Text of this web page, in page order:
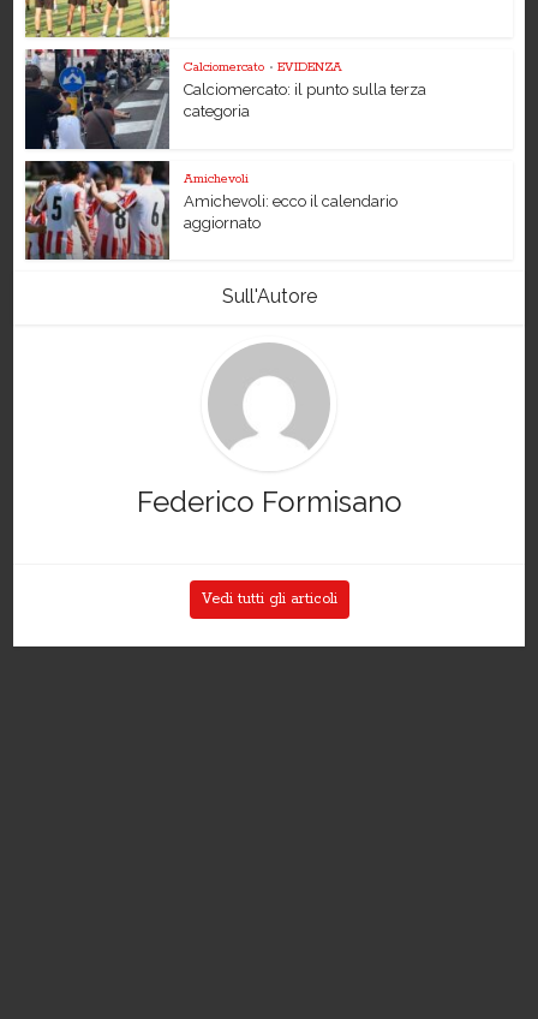
Calciomercato • EVIDENZA
Calciomercato: il punto sulla terza
categoria
Amichevoli
Amichevoli: ecco il calendario
aggiornato
Sull'Autore
Federico Formisano
Vedi tutti gli articoli